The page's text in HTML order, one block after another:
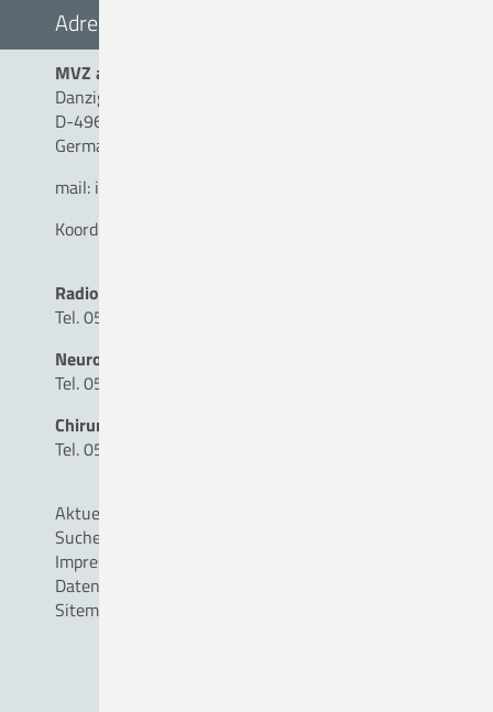
Adresse
MVZ am Christlichen Krankenhaus Quakenbrück
Danziger Straße 2
D-49610 Quakenbrück
Germany
mail: info(a)mvz-am-ckq.de
Koordination MVZ
Radiologie
Tel. 05431 - 15 17 92
Neuro-, Wirbelsäulen- und Nervenchirurgie
Tel. 05431 - 15 34 31
Chirurgie
Tel. 05431 - 90 30 00
Aktuelles
Suche
Impressum
Datenschutz
Sitemap